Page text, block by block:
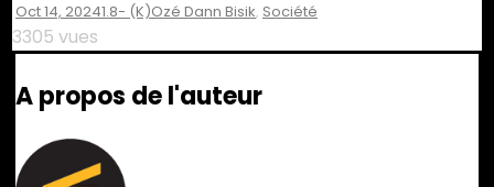
Oct 14, 20241.8- (K)ozé Dann Bisik, Société
3305 vues
A propos de l'auteur